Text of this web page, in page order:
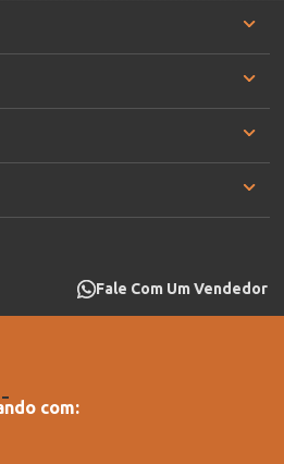
Fale Com Um Vendedor
com: